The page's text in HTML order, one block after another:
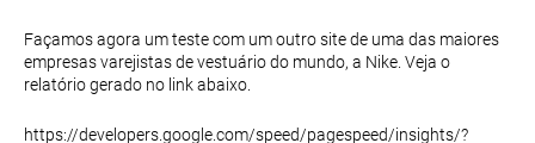
Façamos agora um teste com um outro site de uma das maiores
empresas varejistas de vestuário do mundo, a Nike. Veja o
relatório gerado no link abaixo.
https://developers.google.com/speed/pagespeed/insights/?